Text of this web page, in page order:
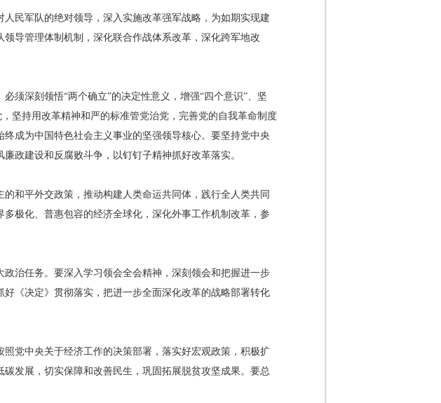
民军队的绝对领导，深入实施改革强军战略，为如期实现建
导管理体制机制，深化联合作战体系改革，深化跨军地改
须深刻领悟“两个确立”的决定性意义，增强“四个意识”、坚
坚持用改革精神和严的标准管党治党，完善党的自我革命制度
成为中国特色社会主义事业的坚强领导核心。要坚持党中央
政建设和反腐败斗争，以钉钉子精神抓好改革落实。
和平外交政策，推动构建人类命运共同体，践行全人类共同
极化、普惠包容的经济全球化，深化外事工作机制改革，参
治任务。要深入学习领会全会精神，深刻领会和把握进一步
《决定》贯彻落实，把进一步全面深化改革的战略部署转化
党中央关于经济工作的决策部署，落实好宏观政策，积极扩
发展，切实保障和改善民生，巩固拓展脱贫攻坚成果。要总